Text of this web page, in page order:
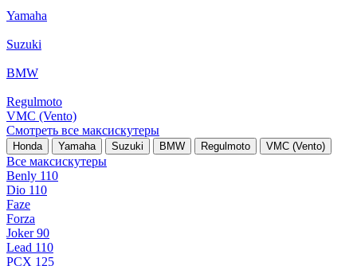
Yamaha
Suzuki
BMW
Regulmoto
VMC (Vento)
Смотреть все максискутеры
Honda Yamaha Suzuki BMW Regulmoto VMC (Vento)
Все максискутеры
Benly 110
Dio 110
Faze
Forza
Joker 90
Lead 110
PCX 125